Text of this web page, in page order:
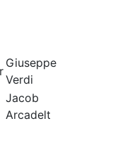
Giuseppe
Verdi
Jacob
Arcadelt